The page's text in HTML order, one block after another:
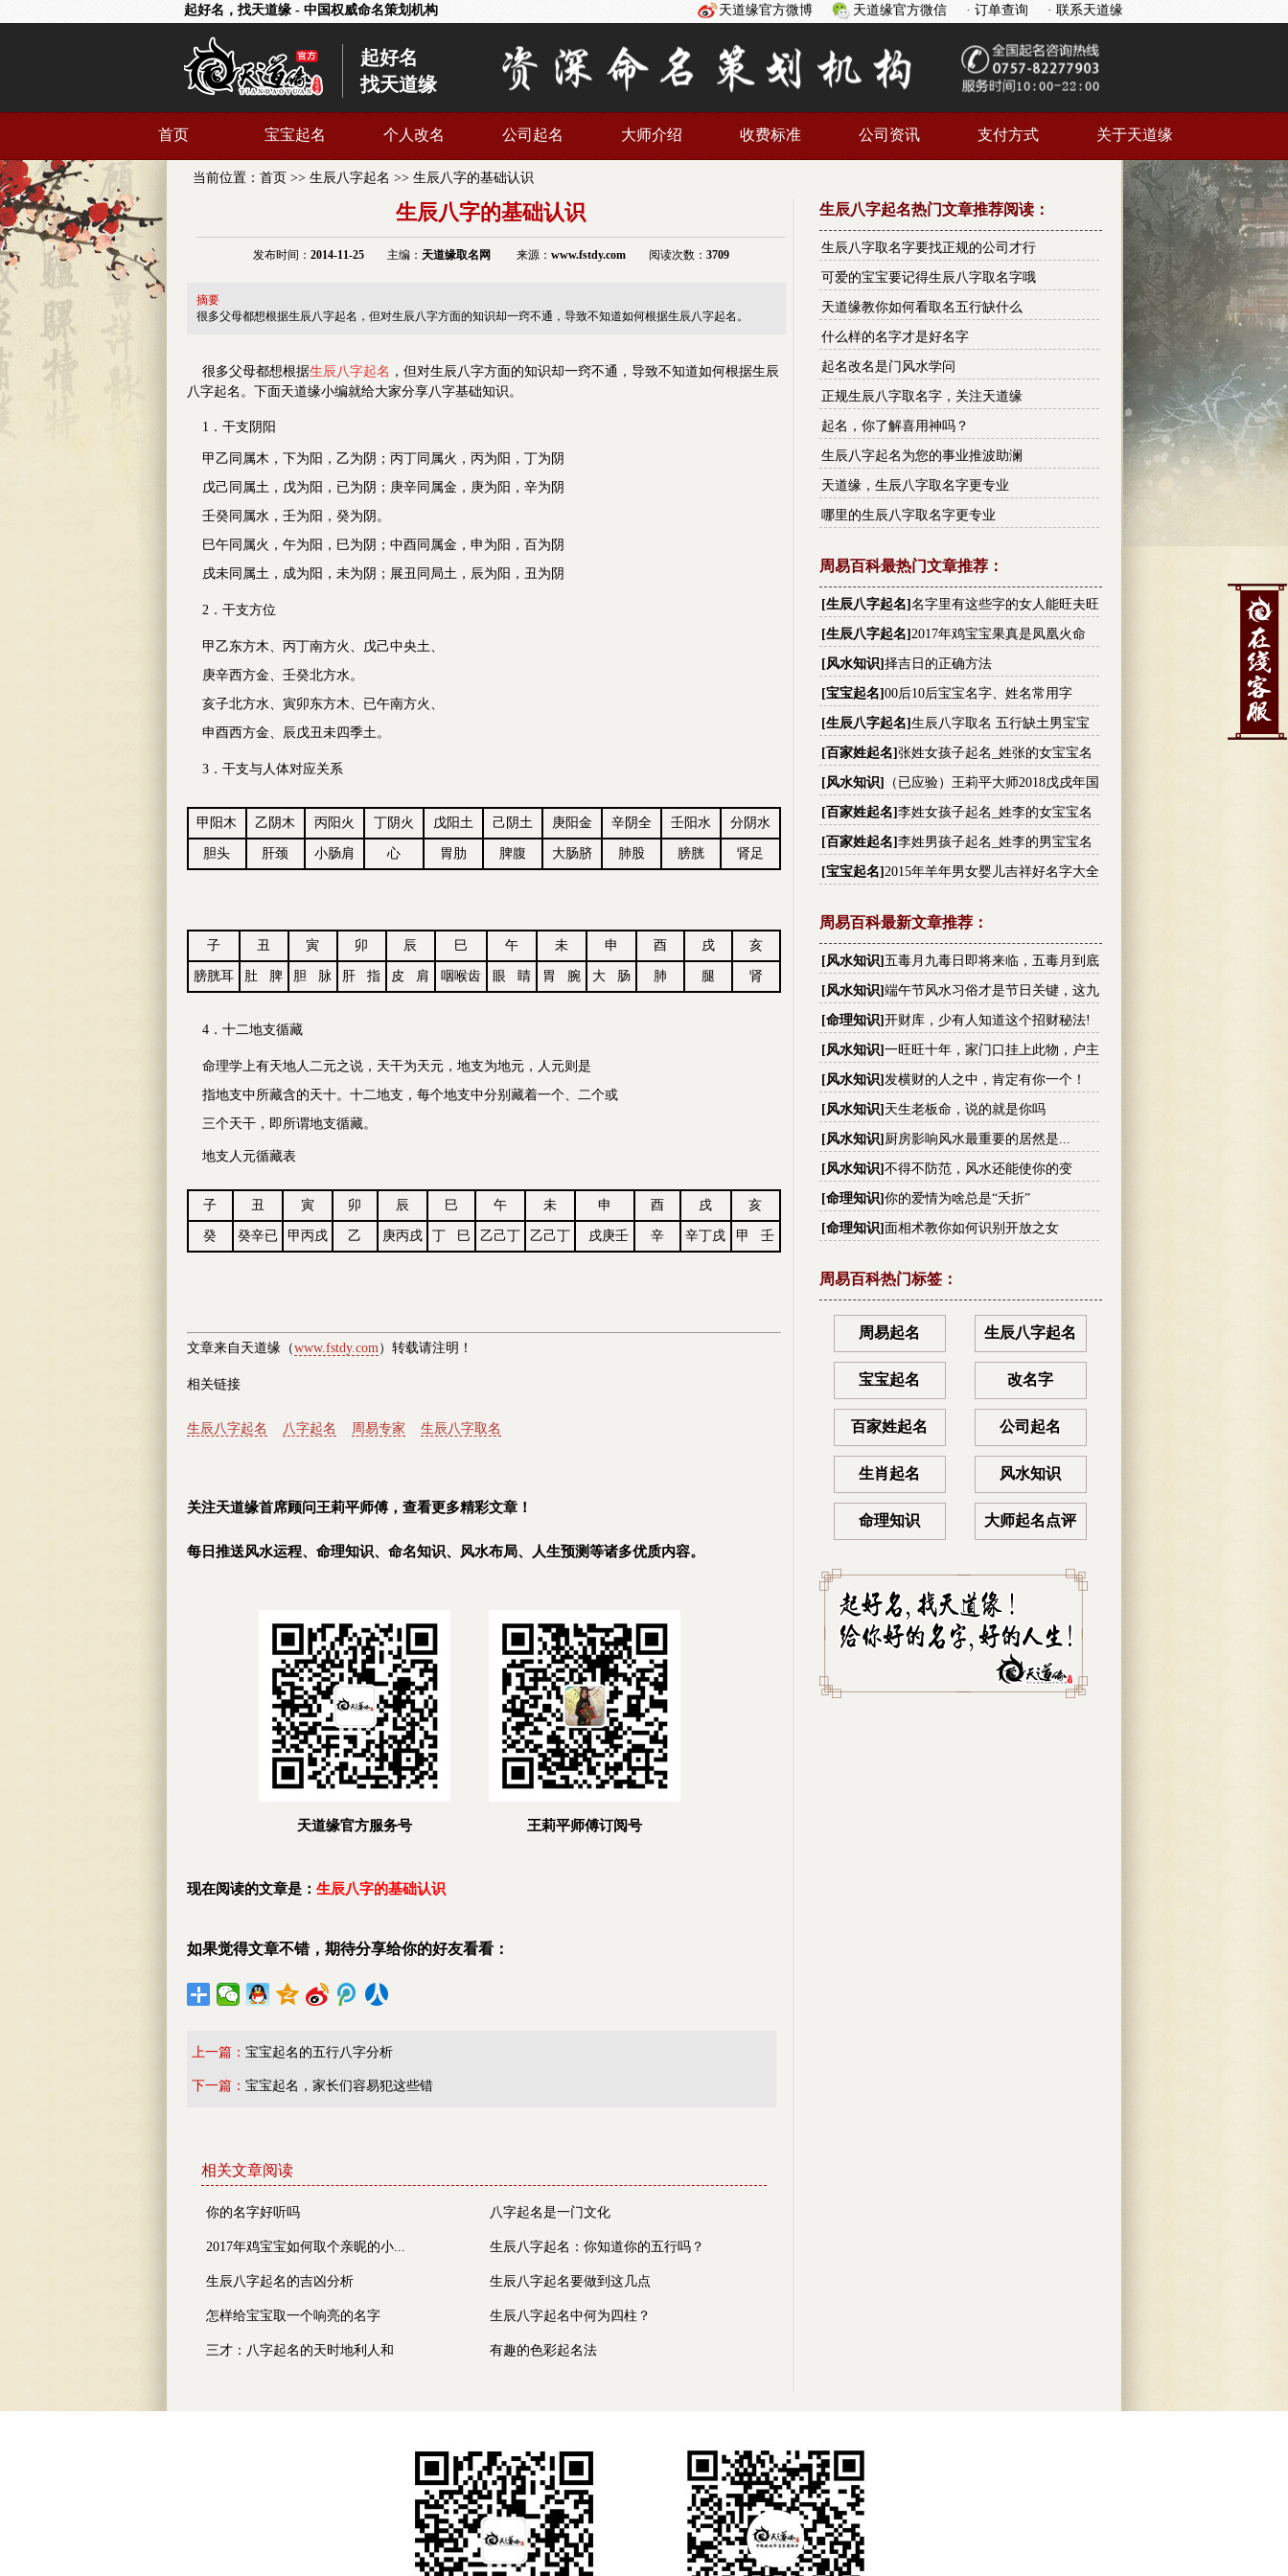
起好名，找天道缘 - 中国权威命名策划机构 · 联系天道缘
· 订单查询
天道缘官方微信
天道缘官方微博
起好名
找天道缘
首页 宝宝起名 个人改名 公司起名 大师介绍 收费标准 公司资讯 支付方式 关于天道缘
当前位置： 首页 >> 生辰八字起名 >> 生辰八字的基础认识
生辰八字的基础认识
发布时间： 2014-11-25主编： 天道缘取名网 来源： www.fstdy.com阅读次数： 3709
摘要
很多父母都想根据生辰八字起名，但对生辰八字方面的知识却一窍不通，导致不知道如何根据生辰八字起名。
很多父母都想根据生辰八字起名 ，但对生辰八字方面的知识却一窍不通，导致不知道如何根据生辰
八字起名 。下面天道缘小编就给大家分享八字基础知识。
1． 干支阴阳
甲乙同属木，下为阳，乙为阴；丙丁同属火，丙为阳，丁为阴
戊己同属土，戊为阳，已为阴；庚辛同属金，庚为阳，辛为阴
壬癸同属水，壬为阳，癸为阴。
巳午同属火，午为阳，巳为阴；中酉同属金，申为阳，百为阴
戌未同属土，成为阳，未为阴；展丑同局土，辰为阳，丑为阴
2．干支方位
甲乙东方木、丙丁南方火、戊己中央土、
庚辛西方金、壬癸北方水。
亥子北方水、寅卯东方木、已午南方火、
申酉西方金、辰戊丑未四季土。
3．干支与人体对应关系
甲阳木 乙阴木 丙阳火 丁阴火 戊阳土 己阴土 庚阳金 辛阴全 壬阳水 分阴水
胆头 肝颈 小肠肩 心 胃肋 脾腹 大肠脐 肺股 膀胱 肾足
子 丑 寅 卯 辰 巳 午 未 申 酉 戌 亥
膀胱耳 肚 脾 胆 脉 肝 指 皮 肩 咽喉齿 眼 睛 胃 腕 大 肠 肺 腿 肾
4．十二地支循藏
命理学上有天地人二元之说，天干为天元，地支为地元，人元则是
指地支中所藏含的天十。十二地支，每个地支中分别藏着一个、二个或
三个天干，即所谓地支循藏。
地支人元循藏表
子 丑 寅 卯 辰 巳 午 未 申 酉 戌 亥
癸 癸辛已 甲丙戌 乙 庚丙戌 丁 巳 乙己丁 乙己丁 戌庚壬 辛 辛丁戌 甲 壬
文章来自天道缘（www.fstdy.com）转载请注明！
相关链接
生辰八字起名 八字起名 周易专家 生辰八字取名
关注天道缘首席顾问王莉平师傅，查看更多精彩文章！
每日推送风水运程、命理知识、命名知识、风水布局、人生预测等诸多优质内容。
天道缘官方服务号 王莉平师傅订阅号
现在阅读的文章是： 生辰八字的基础认识
如果觉得文章不错，期待分享给你的好友看看：
上一篇： 宝宝起名的五行八字分析
下一篇： 宝宝起名，家长们容易犯这些错
相关文章阅读
你的名字好听吗 八字起名是一门文化
2017年鸡宝宝如何取个亲昵的小... 生辰八字起名：你知道你的五行吗？
生辰八字起名的吉凶分析 生辰八字起名要做到这几点
怎样给宝宝取一个响亮的名字 生辰八字起名中何为四柱？
三才：八字起名的天时地利人和 有趣的色彩起名法
生辰八字起名热门文章推荐阅读：
生辰八字取名字要找正规的公司才行
可爱的宝宝要记得生辰八字取名字哦
天道缘教你如何看取名五行缺什么
什么样的名字才是好名字
起名改名是门风水学问
正规生辰八字取名字，关注天道缘
起名，你了解喜用神吗？
生辰八字起名为您的事业推波助澜
天道缘，生辰八字取名字更专业
哪里的生辰八字取名字更专业
周易百科最热门文章推荐：
[生辰八字起名] 名字里有这些字的女人能旺夫旺
财,看有没有你的
[生辰八字起名] 2017年鸡宝宝果真是凤凰火命
[风水知识] 择吉日的正确方法
[宝宝起名] 00后10后宝宝名字、姓名常用字
[生辰八字起名] 生辰八字取名 五行缺土男宝宝
名字大全
[百家姓起名] 张姓女孩子起名_姓张的女宝宝名
字_张姓高分名字大全
[风水知识]
（已应验）王莉平大师2018戊戌年国
际国内大事件预测
[百家姓起名] 李姓女孩子起名_姓李的女宝宝名
字_李姓高分名字大全
[百家姓起名] 李姓男孩子起名_姓李的男宝宝名
字_李姓高分名字大全
[宝宝起名] 2015年羊年男女婴儿吉祥好名字大全
周易百科最新文章推荐：
[风水知识] 五毒月九毒日即将来临，五毒月到底
有多毒？男女禁忌不可不知！
[风水知识] 端午节风水习俗才是节日关键，这九
大禁忌你不可不知!
[命理知识] 开财库，少有人知道这个招财秘法!
[风水知识] 一旺旺十年，家门口挂上此物，户主
越住越有钱
[风水知识] 发横财的人之中，肯定有你一个！
[风水知识] 天生老板命，说的就是你吗
[风水知识] 厨房影响风水最重要的居然是...
[风水知识] 不得不防范，风水还能使你的变
丑？！
[命理知识] 你的爱情为啥总是“夭折”
[命理知识] 面相术教你如何识别开放之女
周易百科热门标签：
周易起名 生辰八字起名
宝宝起名 改名字
百家姓起名 公司起名
生肖起名 风水知识
命理知识 大师起名点评